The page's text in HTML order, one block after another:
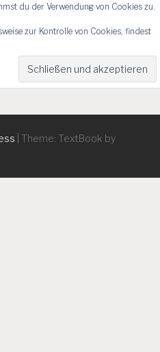
du der Verwendung von Cookies zu.
zur Kontrolle von Cookies, findest
Theme: TextBook by